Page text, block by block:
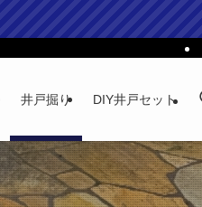
井戸掘り DIY井戸セット